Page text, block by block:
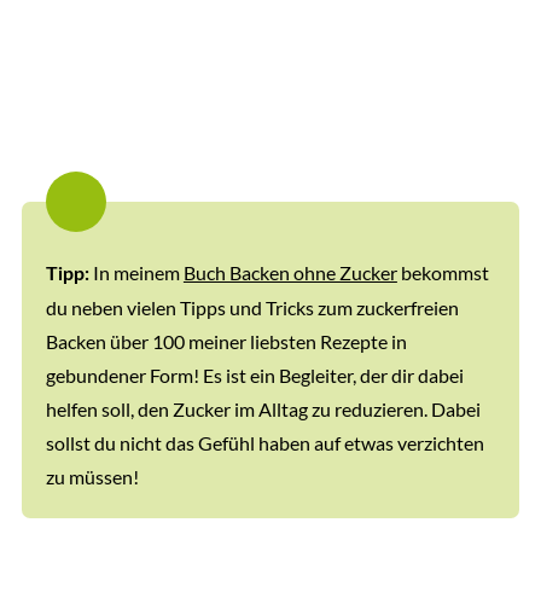
Tipp:In meinem Buch Backen ohne Zuckerbekommst
du neben vielen Tipps und Tricks zum zuckerfreien
Backen über 100 meiner liebsten Rezepte in
gebundener Form! Es ist ein Begleiter, der dir dabei
helfen soll, den Zucker im Alltag zu reduzieren. Dabei
sollst du nicht das Gefühl haben auf etwas verzichten
zu müssen!